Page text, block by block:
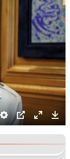
Settings
PIP Enter